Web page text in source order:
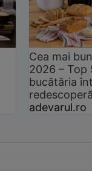
Cea mai
2026 –
bucătăria
adevarul.ro